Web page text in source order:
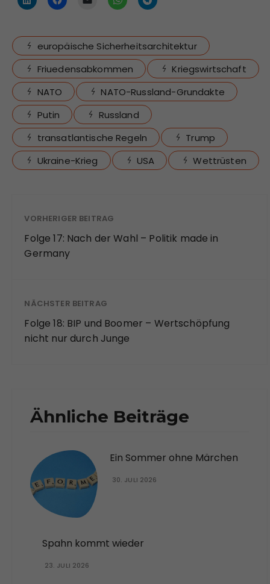
europäische Sicherheitsarchitektur
Friuedensabkommen
Kriegswirtschaft
NATO
NATO-Russland-Grundakte
Putin
Russland
transatlantische Regeln
Trump
Ukraine-Krieg
USA Wettrüsten
VORHERIGER BEITRAG
Folge 17: Nach der Wahl – Politik made in
Germany
NÄCHSTER BEITRAG
Folge 18: BIP und Boomer – Wertschöpfung
nicht nur durch Junge
Ähnliche Beiträge
Ein Sommer ohne Märchen
30. JULI 2026
Spahn kommt wieder
23. JULI 2026